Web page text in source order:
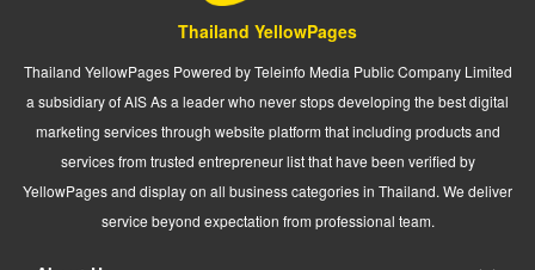
Thailand YellowPages
Thailand YellowPages Powered by Teleinfo Media Public Company Limited
a subsidiary of AIS As a leader who never stops developing the best digital
marketing services through website platform that including products and
services from trusted entrepreneur list that have been verified by
YellowPages and display on all business categories in Thailand. We deliver
service beyond expectation from professional team.